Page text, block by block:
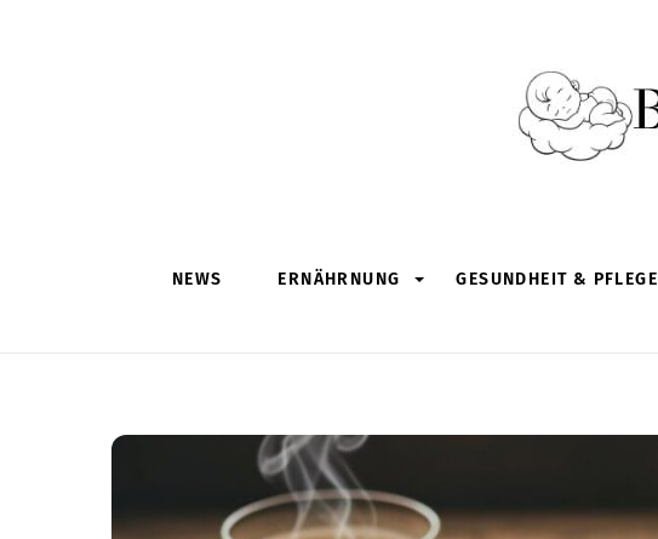
NEWS ERNÄHRNUNG GESUNDHEIT & PFLEGE